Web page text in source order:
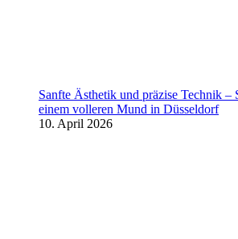
Sanfte Ästhetik und präzise Technik –
einem volleren Mund in Düsseldorf
10. April 2026